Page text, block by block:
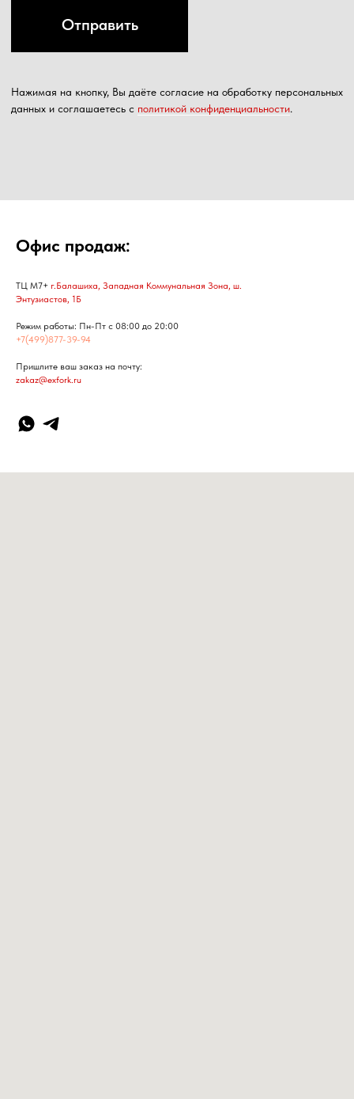
Офис продаж:
ТЦ М7+ г.Балашиха, Западная Коммунальная Зона, ш.
Энтузиастов, 1Б
Режим работы: Пн-Пт с 08:00 до 20:00
+7(499)877-39-94
Пришлите ваш заказ на почту:
zakaz@exfork.ru